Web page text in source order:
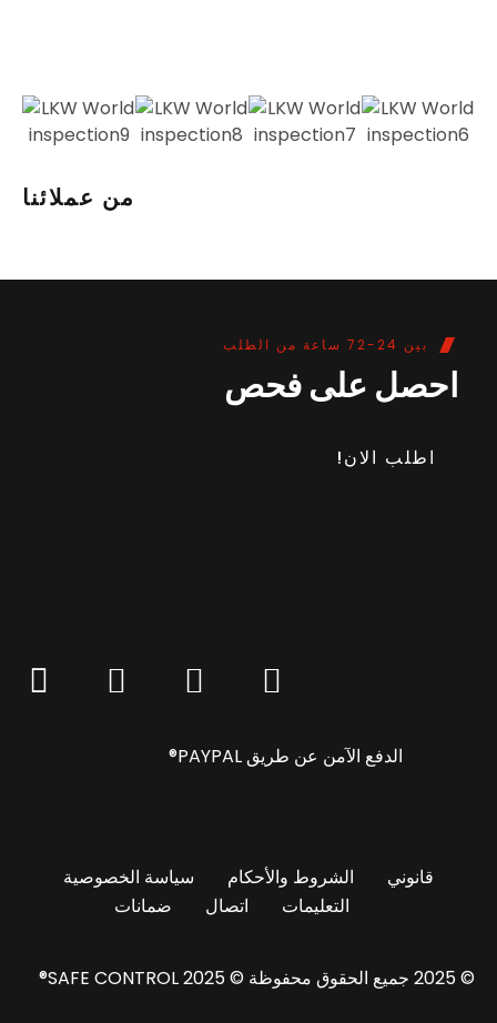
من عملائنا
بين 24-72 ساعة من الطلب
احصل على فحص
اطلب الان!
الدفع الآمن عن طريق PAYPAL®
قانوني الشروط والأحكام
سياسة الخصوصية
التعليمات
اتصال ضمانات
© 2025 جميع الحقوق محفوظة © 2025 SAFE CONTROL®